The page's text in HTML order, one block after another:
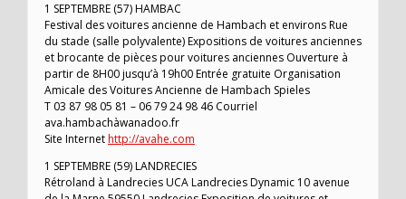
1 SEPTEMBRE (57) HAMBAC
Festival des voitures ancienne de Hambach et environs Rue
du stade (salle polyvalente) Expositions de voitures anciennes
et brocante de pièces pour voitures anciennes Ouverture à
partir de 8H00 jusqu’à 19h00 Entrée gratuite Organisation
Amicale des Voitures Ancienne de Hambach Spieles
T 03 87 98 05 81 – 06 79 24 98 46 Courriel
ava.hambachàwanadoo.fr
Site Internethttp://avahe.com
1 SEPTEMBRE (59) LANDRECIES
Rétroland à Landrecies UCA Landrecies Dynamic 10 avenue